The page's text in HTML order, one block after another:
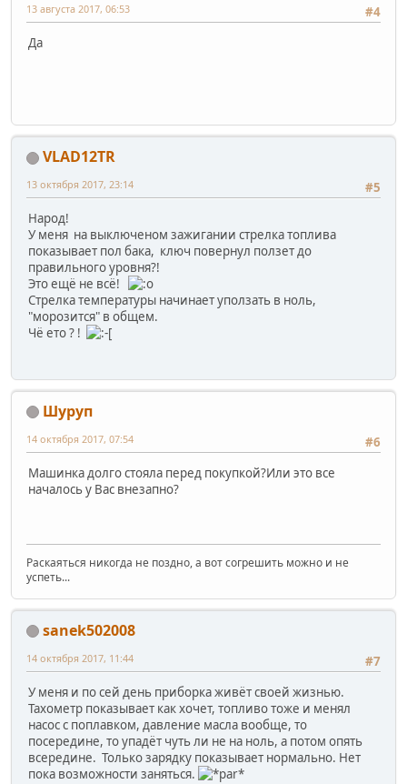
#4
13 августа 2017, 06:53
Да
VLAD12TR
#5
13 октября 2017, 23:14
Народ!
У меня на выключеном зажигании стрелка топлива
показывает пол бака, ключ повернул ползет до
правильного уровня?!
Это ещё не всё!
Стрелка температуры начинает уползать в ноль,
"морозится" в общем.
Чё ето ? !
Шуруп
#6
14 октября 2017, 07:54
Машинка долго стояла перед покупкой?Или это все
началось у Вас внезапно?
Раскаяться никогда не поздно, а вот согрешить можно и не
успеть...
sanek502008
#7
14 октября 2017, 11:44
У меня и по сей день приборка живёт своей жизнью.
Тахометр показывает как хочет, топливо тоже и менял
насос с поплавком, давление масла вообще, то
посередине, то упадёт чуть ли не на ноль, а потом опять
всередине. Только зарядку показывает нормально. Нет
пока возможности заняться.